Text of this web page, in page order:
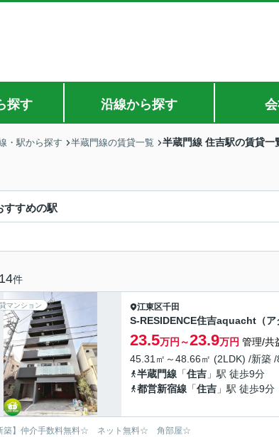
探す 沿線から探す
・駅から探す 半蔵門線の賃貸一覧 半蔵門線 住吉駅の賃貸一
すすめの駅
14件
マンション 江東区千田
S-RESIDENCE住吉aquacht（ア
23.5万円～23.9万円 管理/共
45.31㎡～48.66㎡ (2LDK) /新築 /
半蔵門線 「住吉 」駅 徒歩9分
都営新宿線 「住吉 」駅 徒歩9分
築】仲介手数料無料☆ ネット無料☆ 角部屋☆